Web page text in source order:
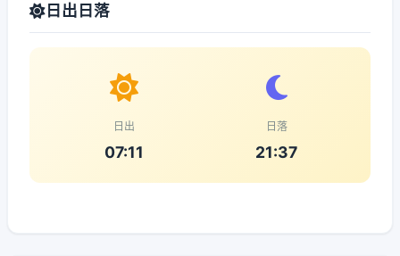
日出日落
日出
07:11
日落
21:37